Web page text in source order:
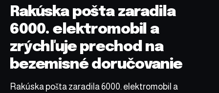
Rakúska pošta zaradila
6000. elektromobil a
zrýchľuje prechod na
bezemisné doručovanie
Rakúska pošta zaradila 6000. elektromobil a